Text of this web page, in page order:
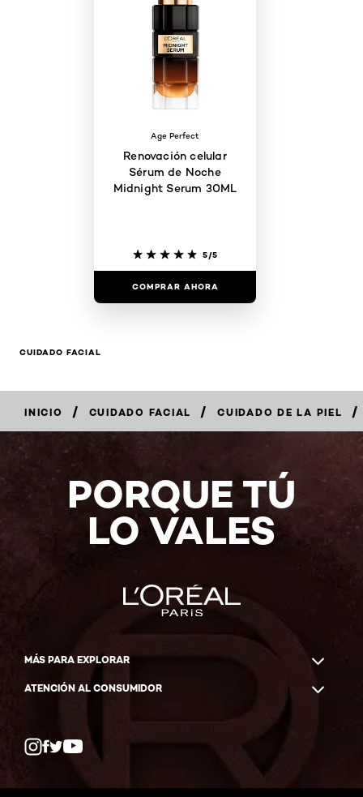
Age Perfect
Renovación celular
Sérum de Noche
Midnight Serum 30ML
5/5
COMPRAR AHORA
CUIDADO FACIAL
INICIO / CUIDADO FACIAL / CUIDADO DE LA PIEL /
AHORA
PORQUE TÚ
LO VALES
MÁS PARA EXPLORAR
ATENCIÓN AL CONSUMIDOR
Whatsapp